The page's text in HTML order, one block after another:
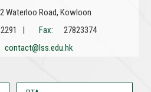
Waterloo Road, Kowloon
| Fax:
27823374
contact@lss.edu.hk